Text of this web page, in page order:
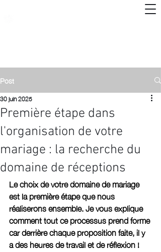
Post
Première étape dans
l'organisation de votre
mariage : la recherche du
domaine de réceptions
30 juin 2025
Le choix de votre domaine de mariage
est la première étape que nous
réaliserons ensemble. Je vous explique
comment tout ce processus prend forme
car derrière chaque proposition faite, il y
a des heures de travail et de réflexion !